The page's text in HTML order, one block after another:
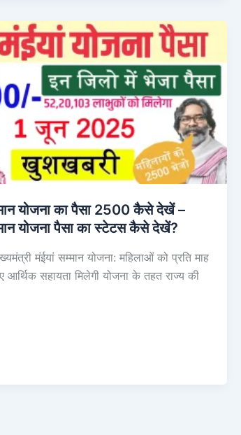
योजना का पैसा 2500 कैसे देखें –
योजना पैसा का स्टेटस कैसे देखें?
मंईयां सम्मान योजना: महिलाओं को प्रति माह
सहायता मिलेगी योजना के तहत राज्य की